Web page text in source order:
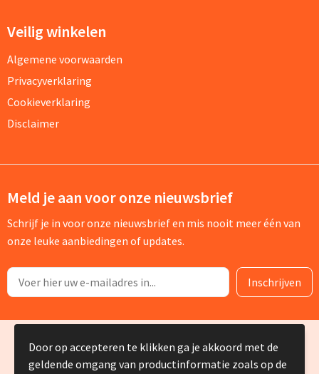
Veilig winkelen
Algemene voorwaarden
Privacyverklaring
Cookieverklaring
Disclaimer
Meld je aan voor onze nieuwsbrief
Schrijf je in voor onze nieuwsbrief en mis nooit meer één van
onze leuke aanbiedingen of updates.
© Copyright Silvia Bruin reclame-advies 2025
Door op accepteren te klikken ga je akkoord met de
geldende omgang van productinformatie zoals op de